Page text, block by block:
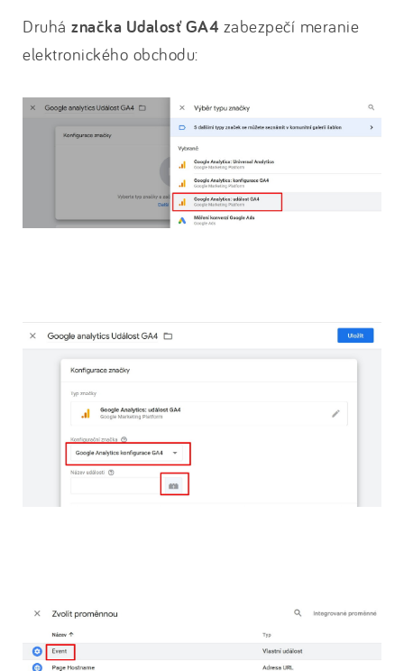
Druhá značka Udalosť GA4 zabezpečí meranie
elektronického obchodu: